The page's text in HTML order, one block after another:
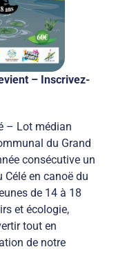
– Inscrivez-
– Lot médian
du Grand
consécutive un
en canoë du
de 14 à 18
et écologie,
tout en
de notre